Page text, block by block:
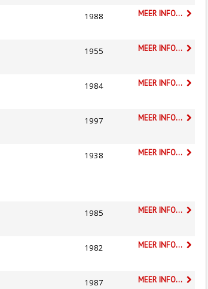
1988 MEER INFO...
1955 MEER INFO...
1984 MEER INFO...
1997 MEER INFO...
1938 MEER INFO...
1985 MEER INFO...
1982 MEER INFO...
1987 MEER INFO...